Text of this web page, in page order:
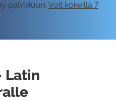
palveluun. Voit kokeilla 7
Latin